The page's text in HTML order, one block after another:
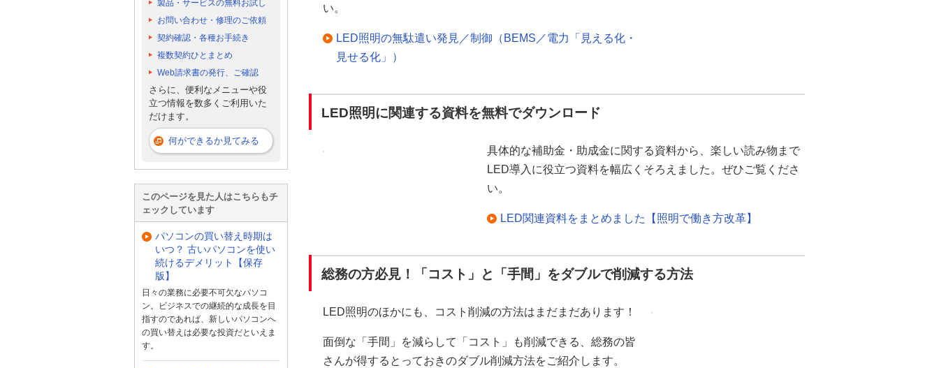
い。
LED照明の無駄遣い発見／制御（BEMS／電力「見える化・
見せる化」）
LED照明に関連する資料を無料でダウンロード
具体的な補助金・助成金に関する資料から、楽しい読み物まで
LED導入に役立つ資料を幅広くそろえました。ぜひご覧くださ
い。
LED関連資料をまとめました【照明で働き方改革】
総務の方必見！「コスト」と「手間」をダブルで削減する方法
LED照明のほかにも、コスト削減の方法はまだまだあります！
面倒な「手間」を減らして「コスト」も削減できる、総務の皆
さんが得するとっておきのダブル削減方法をご紹介します。
製品・サービスの無料お試し
お問い合わせ・修理のご依頼
契約確認・各種お手続き
複数契約ひとまとめ
Web請求書の発行、ご確認
さらに、便利なメニューや役
立つ情報を数多くご利用いた
だけます。
何ができるか見てみる
このページを見た人はこちらもチ
ェックしています
パソコンの買い替え時期は
いつ？ 古いパソコンを使い
続けるデメリット【保存
版】
日々の業務に必要不可欠なパソコ
ン。ビジネスでの継続的な成長を目
指すのであれば、新しいパソコンへ
の買い替えは必要な投資だといえま
す。